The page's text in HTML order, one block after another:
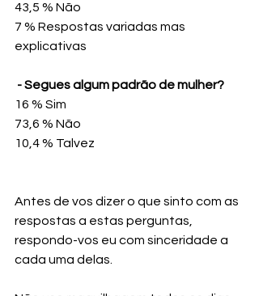
43,5 % Não
7 % Respostas variadas mas
explicativas
- Segues algum padrão de mulher?
16 % Sim
73,6 % Não
10,4 % Talvez
Antes de vos dizer o que sinto com as
respostas a estas perguntas,
respondo-vos eu com sinceridade a
cada uma delas.